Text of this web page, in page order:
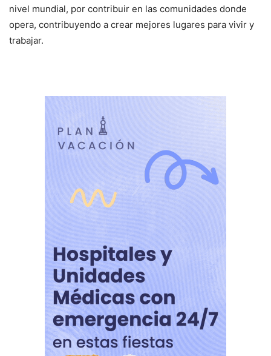
nivel mundial, por contribuir en las comunidades donde
opera, contribuyendo a crear mejores lugares para vivir y
trabajar.